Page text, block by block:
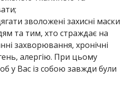
зволожені захисні маски
та тим, хто страждає на
захворювання, хронічні
алергію. При цьому
у Вас із собою завжди були